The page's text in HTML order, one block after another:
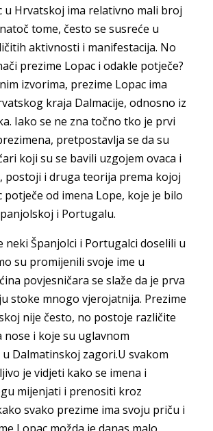
u Hrvatskoj ima relativno mali broj
tome, često se susreće u
aktivnosti i manifestacija. No
prezime Lopac i odakle potječe?
izvorima, prezime Lopac ima
kraja Dalmacije, odnosno iz
Iako se ne zna točno tko je prvi
pretpostavlja se da su
koji su se bavili uzgojem ovaca i
postoji i druga teorija prema kojoj
potječe od imena Lope, koje je bilo
i Portugalu.
neki Španjolci i Portugalci doselili u
su promijenili svoje ime u
povjesničara se slaže da je prva
stoke mnogo vjerojatnija. Prezime
nije često, no postoje različite
i koje su uglavnom
Dalmatinskoj zagori.U svakom
je vidjeti kako se imena i
mijenjati i prenositi kroz
svako prezime ima svoju priču i